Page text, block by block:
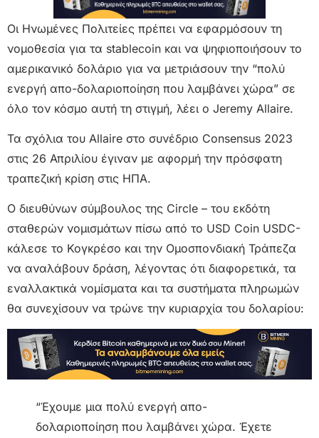
Οι Ηνωμένες Πολιτείες πρέπει να εφαρμόσουν τη
νομοθεσία για τα stablecoin και να ψηφιοποιήσουν το
αμερικανικό δολάριο για να μετριάσουν την “πολύ
ενεργή απο-δολαριοποίηση που λαμβάνει χώρα” σε
όλο τον κόσμο αυτή τη στιγμή, λέει ο Jeremy Allaire.
Τα σχόλια του Allaire στο συνέδριο Consensus 2023
στις 26 Απριλίου έγιναν με αφορμή την πρόσφατη
τραπεζική κρίση στις ΗΠΑ.
Ο διευθύνων σύμβουλος της Circle – του εκδότη
σταθερών νομισμάτων πίσω από το USD Coin USDC-
κάλεσε το Κογκρέσο και την Ομοσπονδιακή Τράπεζα
να αναλάβουν δράση, λέγοντας ότι διαφορετικά, τα
εναλλακτικά νομίσματα και τα συστήματα πληρωμών
θα συνεχίσουν να τρώνε την κυριαρχία του δολαρίου:
“Έχουμε μια πολύ ενεργή απο-
δολαριοποίηση που λαμβάνει χώρα. Έχετε